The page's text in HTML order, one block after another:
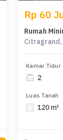
Rp 60
Citragrand,
Kamar Tidur
2
Luas Tanah
120 m²